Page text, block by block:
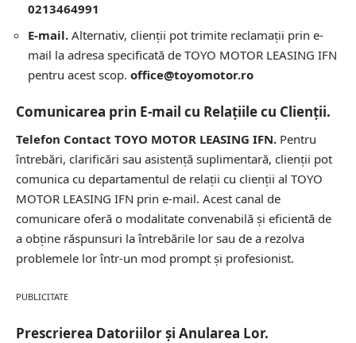
0213464991
E-mail. Alternativ, clienții pot trimite reclamații prin e-
mail la adresa specificată de TOYO MOTOR LEASING IFN
pentru acest scop. office@toyomotor.ro
Comunicarea prin E-mail cu Relațiile cu Clienții.
Telefon Contact TOYO MOTOR LEASING IFN. Pentru
întrebări, clarificări sau asistență suplimentară, clienții pot
comunica cu departamentul de relații cu clienții al TOYO
MOTOR LEASING IFN prin e-mail. Acest canal de
comunicare oferă o modalitate convenabilă și eficientă de
a obține răspunsuri la întrebările lor sau de a rezolva
problemele lor într-un mod prompt și profesionist.
PUBLICITATE
Prescrierea Datoriilor și Anularea Lor.